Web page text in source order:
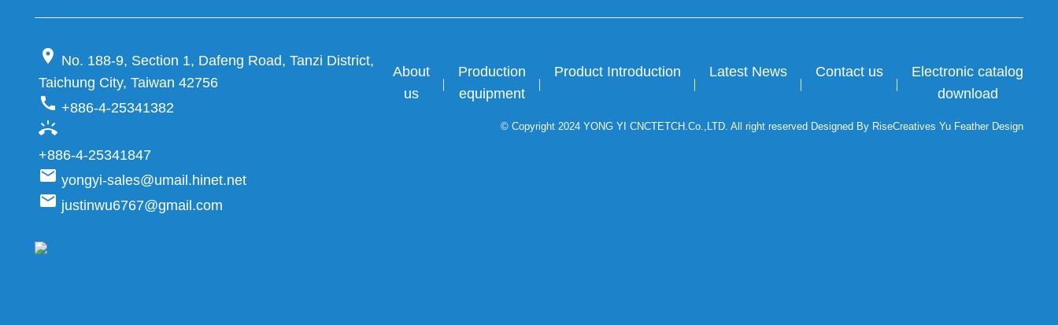
location_on No. 188-9, Section 1, Dafeng Road, Tanzi District,
Taichung City, Taiwan 42756
call +886-4-25341382
ring_volume
+886-4-25341847
email yongyi-sales@umail.hinet.net
email justinwu6767@gmail.com
About
us
Production
equipment
Product Introduction Latest News Contact us
Electronic catalog
download
© Copyright 2024 YONG YI CNCTETCH.Co.,LTD. All right reserved Designed By RiseCreatives Yu Feather Design